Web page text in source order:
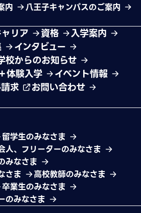
内
八王子キャンパスのご案内
リア 資格
入学案内
インタビュー
校からのお知らせ
体験入学
イベント情報
求
お問い合わせ
留学生のみなさま
人、フリーターのみなさま
みなさま
さま
高校教師のみなさま
卒業生のみなさま
のみなさま